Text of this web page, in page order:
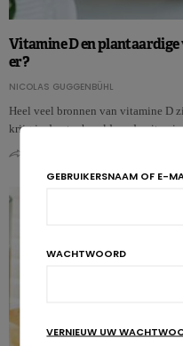
Vitamine D en
er?
NICOLAS GUGGENBÜHL
Heel veel bronnen van vitamine D
krijg je dan toch voldoende
GEBRUIKERSNAAM OF E-
WACHTWOORD
VERNIEUW UW